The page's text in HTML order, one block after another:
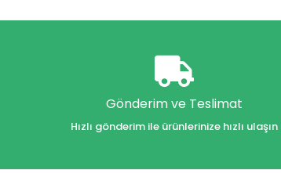
Gönderim ve Teslimat
Hızlı gönderim ile ürünlerinize hızlı ulaşın